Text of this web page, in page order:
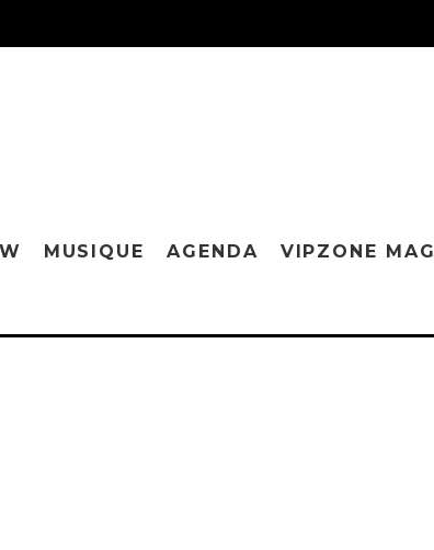
MUSIQUE AGENDA VIPZONE MAG